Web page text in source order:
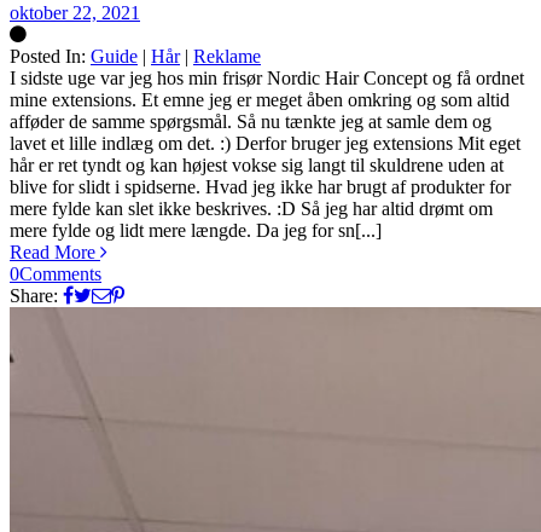
oktober 22, 2021
Posted In: Guide | Hår| Reklame
Silke
I sidste uge var jeg hos min frisør Nordic Hair Concept og få ordnet
mine extensions. Et emne jeg er meget åben omkring og som altid
afføder de samme spørgsmål. Så nu tænkte jeg at samle dem og
lavet et lille indlæg om det. :) Derfor bruger jeg extensions Mit eget
hår er ret tyndt og kan højest vokse sig langt til skuldrene uden at
blive for slidt i spidserne. Hvad jeg ikke har brugt af produkter for
mere fylde kan slet ikke beskrives. :D Så jeg har altid drømt om
mere fylde og lidt mere længde. Da jeg for sn[...]
Read More
0Comments
Share: